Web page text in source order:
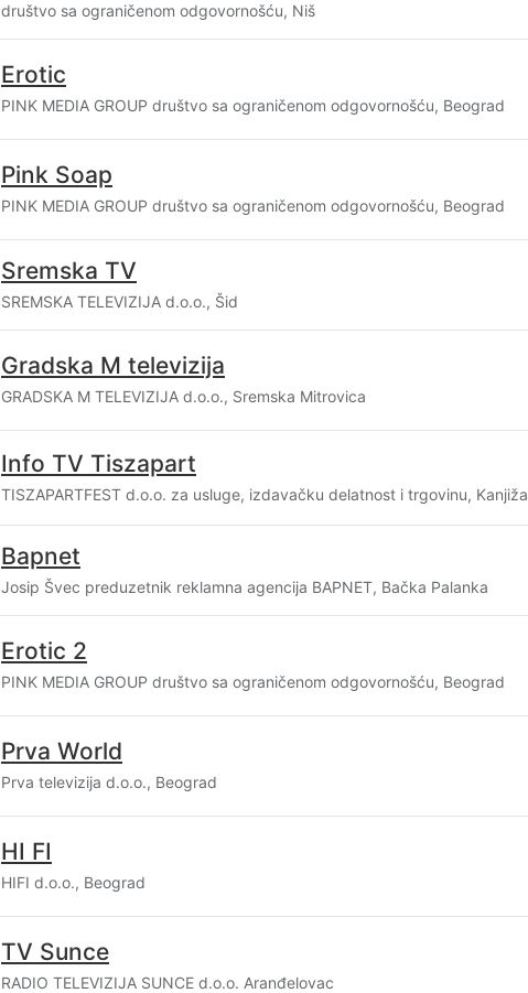
društvo sa ograničenom odgovornošću, Niš
Erotic
PINK MEDIA GROUP društvo sa ograničenom odgovornošću, Beograd
Pink Soap
PINK MEDIA GROUP društvo sa ograničenom odgovornošću, Beograd
Sremska TV
SREMSKA TELEVIZIJA d.o.o., Šid
Gradska M televizija
GRADSKA M TELEVIZIJA d.o.o., Sremska Mitrovica
Info TV Tiszapart
TISZAPARTFEST d.o.o. za usluge, izdavačku delatnost i trgovinu, Kanjiža
Bapnet
Josip Švec preduzetnik reklamna agencija BAPNET, Bačka Palanka
Erotic 2
PINK MEDIA GROUP društvo sa ograničenom odgovornošću, Beograd
Prva World
Prva televizija d.o.o., Beograd
HI FI
HIFI d.o.o., Beograd
TV Sunce
RADIO TELEVIZIJA SUNCE d.o.o. Aranđelovac